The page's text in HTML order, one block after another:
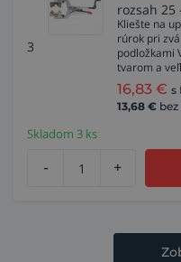
3
rozsah 25
Kliešte na
rúrok pri
podložkami
tvarom a
16,83 € s
13,68 €
Skladom 3 ks
- +